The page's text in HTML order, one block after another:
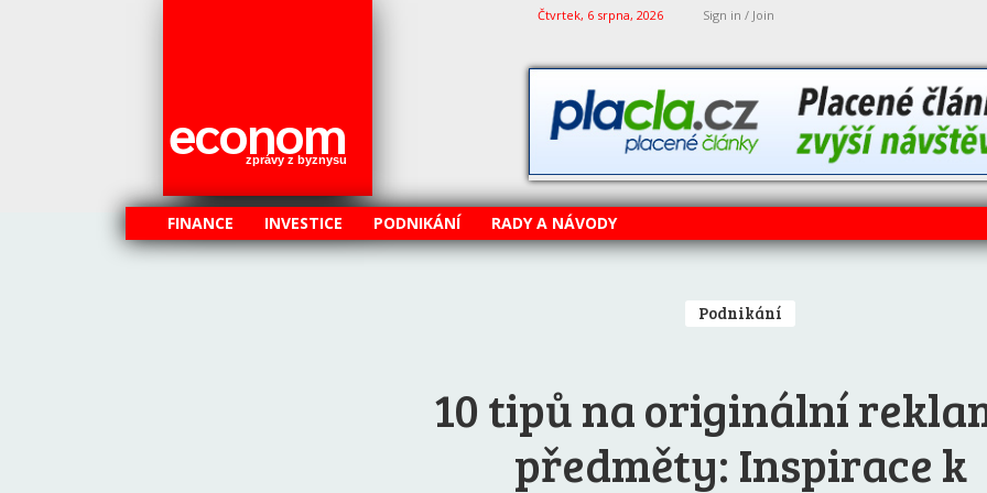
Čtvrtek, 6 srpna, 2026 Sign in / Join
econom
zprávy z byznysu
FINANCE INVESTICE PODNIKÁNÍ RADY A NÁVODY
Podnikání
10 tipů na originální
předměty: Inspirace k